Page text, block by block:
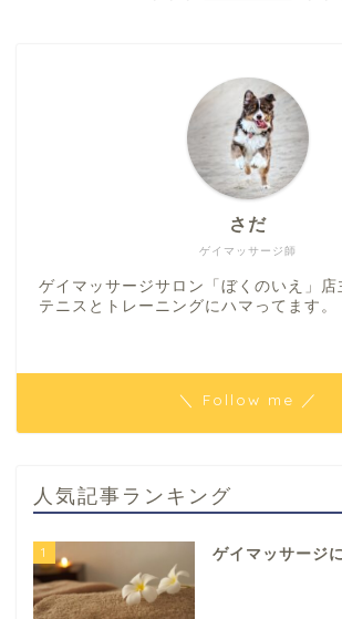
ゲイマッサージ師
さだ
ゲイマッサージサロン「ぼくのいえ」店
テニスとトレーニングにハマってます。
＼ Follow me ／
人気記事ランキング
1 ゲイマッサージ